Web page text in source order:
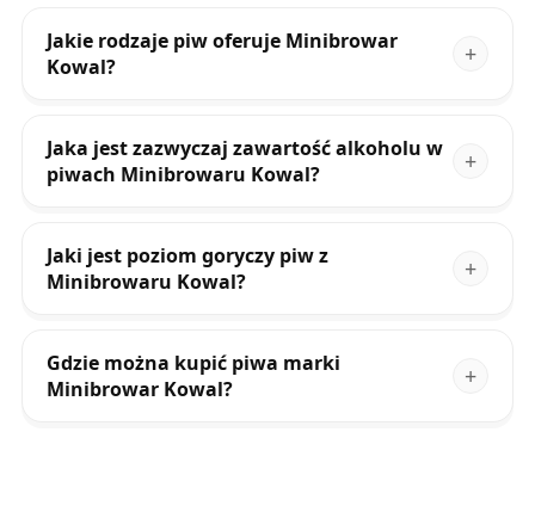
Jakie rodzaje piw oferuje Minibrowar
Kowal?
Jaka jest zazwyczaj zawartość alkoholu w
piwach Minibrowaru Kowal?
Jaki jest poziom goryczy piw z
Minibrowaru Kowal?
Gdzie można kupić piwa marki
Minibrowar Kowal?